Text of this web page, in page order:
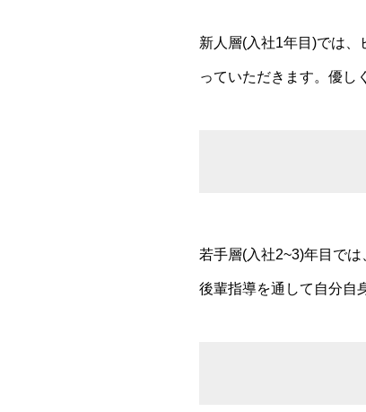
新人層(入社1年目)では
っていただきます。優し
若手層(入社2~3)年目で
後輩指導を通して自分自